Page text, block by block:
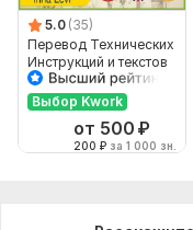
5.0 (35)
Перевод Технических
Инструкций и текстов
с Английского на
Русский
Выбор Kwork
от 500 ₽
200 ₽ за 1 000 зн.